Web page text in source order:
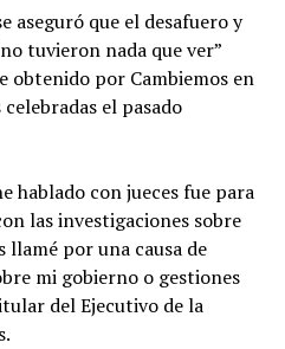
aseguró que el desafuero y
tuvieron nada que ver”
obtenido por Cambiemos en
el pasado
hablado con jueces fue para
las investigaciones sobre
por una causa de
mi gobierno o gestiones
del Ejecutivo de la